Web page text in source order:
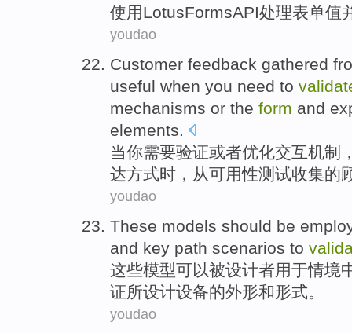
使用LotusFormsAPI处理表单值
youdao
Customer feedback gathered
useful when you need to
mechanisms or the form and
elements.
当你需要验证或者优化交互机制
达方式时， 从可用性测试收集的
youdao
These models should be
and key path scenarios to
这些模型可以被设计者用于情境
证所设计设备的外形和形式。
youdao